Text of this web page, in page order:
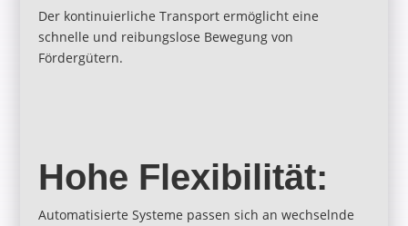
Der kontinuierliche Transport ermöglicht eine
schnelle und reibungslose Bewegung von
Fördergütern.
Hohe Flexibilität:
Automatisierte Systeme passen sich an wechselnde